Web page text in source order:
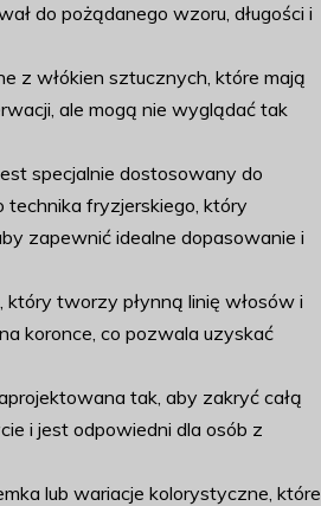
do pożądanego wzoru, długości i
z włókien sztucznych, które mają
ale mogą nie wyglądać tak
specjalnie dostosowany do
technika fryzjerskiego, który
zapewnić idealne dopasowanie i
tworzy płynną linię włosów i
koronce, co pozwala uzyskać
tak, aby zakryć całą
i jest odpowiedni dla osób z
lub wariacje kolorystyczne, które